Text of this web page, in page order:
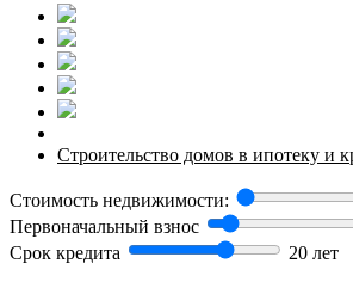
Строительство домов в ипотеку и
Стоимость недвижимости:
Первоначальный взнос
Срок кредита
20 лет